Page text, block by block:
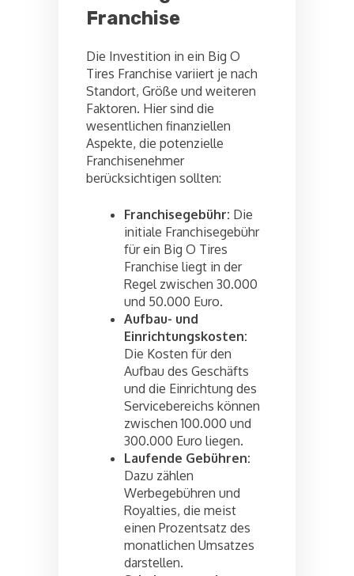
Franchise
Die Investition in ein Big O
Tires Franchise variiert je nach
Standort, Größe und weiteren
Faktoren. Hier sind die
wesentlichen finanziellen
Aspekte, die potenzielle
Franchisenehmer
berücksichtigen sollten:
Franchisegebühr: Die
initiale Franchisegebühr
für ein Big O Tires
Franchise liegt in der
Regel zwischen 30.000
und 50.000 Euro.
Aufbau- und
Einrichtungskosten:
Die Kosten für den
Aufbau des Geschäfts
und die Einrichtung des
Servicebereichs können
zwischen 100.000 und
300.000 Euro liegen.
Laufende Gebühren:
Dazu zählen
Werbegebühren und
Royalties, die meist
einen Prozentsatz des
monatlichen Umsatzes
darstellen.